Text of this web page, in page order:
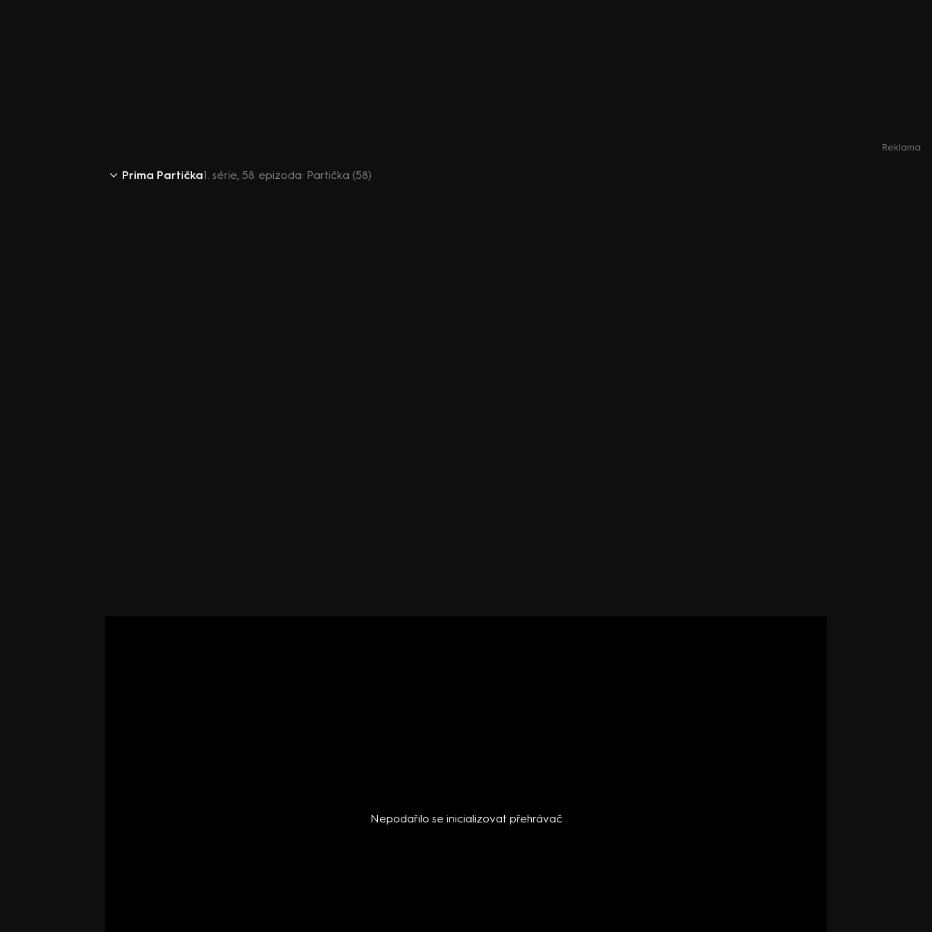
Reklama
Prima Partička1. série, 58. epizoda: Partička (58)
Nepodařilo se inicializovat přehrávač